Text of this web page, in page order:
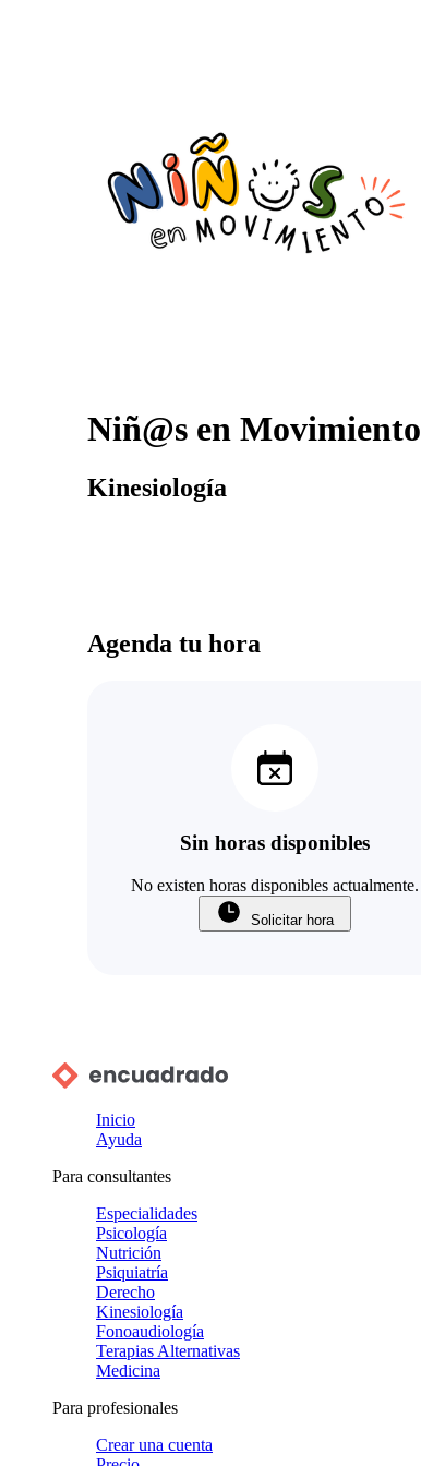
Niñ@s en Movimiento
Kinesiología
Agenda tu hora
Sin horas disponibles
No existen horas disponibles actualmente.
Solicitar hora
Inicio
Ayuda
Para consultantes
Especialidades
Psicología
Nutrición
Psiquiatría
Derecho
Kinesiología
Fonoaudiología
Terapias Alternativas
Medicina
Para profesionales
Crear una cuenta